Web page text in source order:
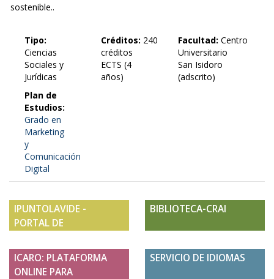
sostenible..
Tipo:
Ciencias
Sociales y
Jurídicas
Créditos: 240
créditos
ECTS (4
años)
Facultad: Centro
Universitario
San Isidoro
(adscrito)
Plan de
Estudios:
Grado en
Marketing
y
Comunicación
Digital
IPUNTOLAVIDE -
PORTAL DE
BIBLIOTECA-CRAI
ICARO: PLATAFORMA
ONLINE PARA
SERVICIO DE IDIOMAS